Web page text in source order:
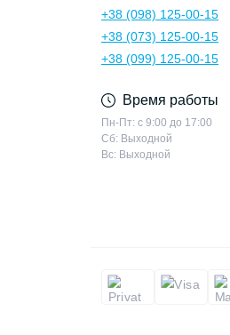
+38 (098) 125-00-15
+38 (073) 125-00-15
+38 (099) 125-00-15
Время работы
Пн-Пт: с 9:00 до 17:00
Сб: Выходной
Вс: Выходной